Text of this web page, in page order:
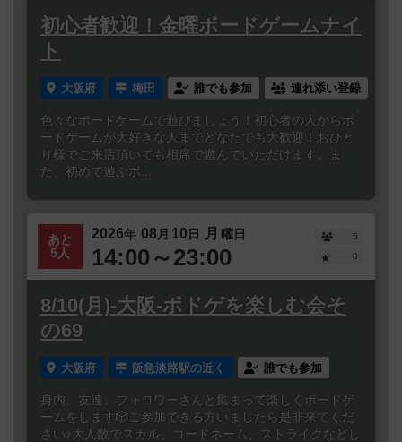
初心者歓迎！金曜ボードゲームナイ
ト
大阪府 梅田 誰でも参加 連れ添い登録
色々なボードゲームで遊びましょう！初心者の人からボ
ードゲームが大好きな人までどなたでも大歓迎！おひと
り様でご来店頂いても相席で遊んでいただけます。ま
た、初めて遊ぶボ...
あと
5人
2026年 08 月 10日 月 曜日
14:00～23:00
5
0
8/10(月)-大阪-ボドゲを楽しむ会そ
の69
大阪府 阪急淡路駅の近く 誰でも参加
身内、友達、フォロワーさんと集まって楽しくボードゲ
ームをします🎲ご参加できる方いましたら是非来てくだ
さい♪大人数でスカル、コードネーム、ストライクなどし